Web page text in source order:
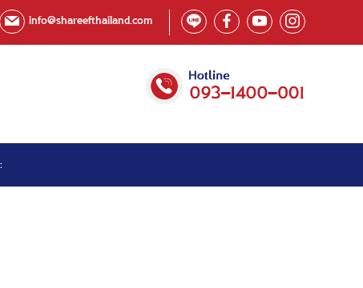
info@shareefthailand.com